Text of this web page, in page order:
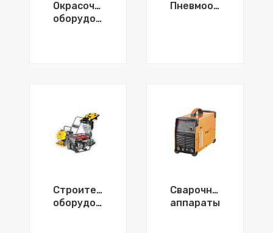
Окрасочное
оборудование
Пневмооборудование
Строительное
оборудование
Сварочные
аппараты